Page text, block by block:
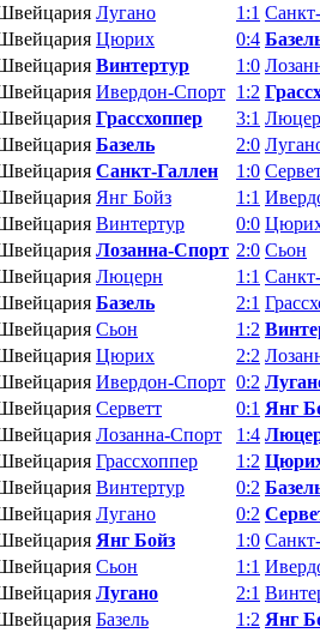
Лугано
1:1
Цюрих
0:4
Винтертур
1:0
Ивердон-Спорт 1:2
Грассхоппер
3:1
Базель
2:0
Санкт-Галлен
1:0
Янг Бойз
1:1
Винтертур
0:0
Лозанна-Спорт 2:0 Сьон
Люцерн
1:1
Базель
2:1
Сьон
1:2
Цюрих
2:2
Ивердон-Спорт 0:2
Серветт
0:1 Янг
Лозанна-Спорт
1:4
Грассхоппер
1:2
Винтертур
0:2
Лугано
0:2
Янг Бойз
1:0
Сьон
1:1
Лугано
2:1
Базель
1:2 Янг